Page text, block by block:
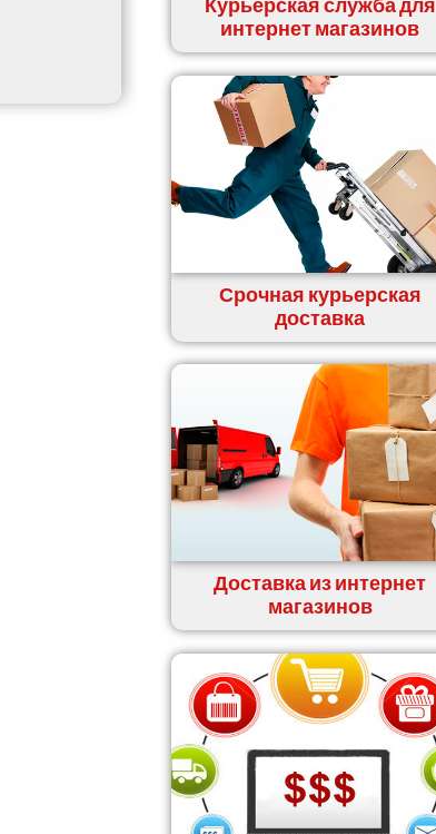
интернет магазинов
Срочная курьерская
доставка
Доставка из интернет
магазинов